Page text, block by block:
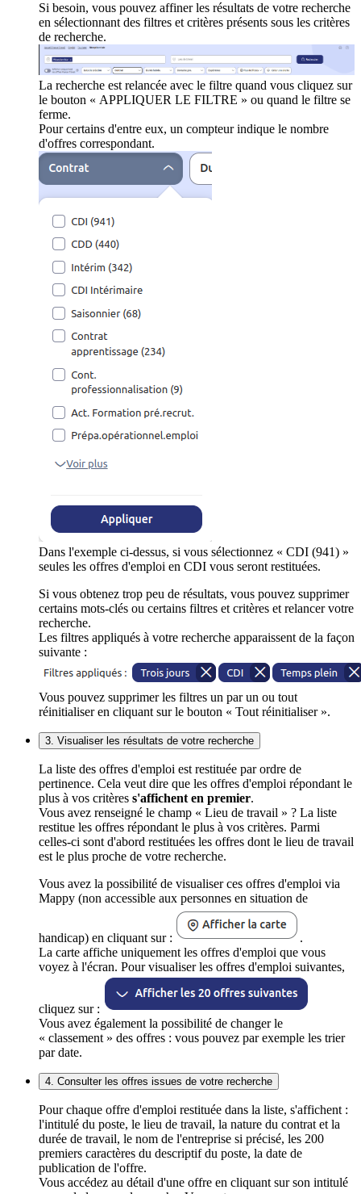
Si besoin, vous pouvez affiner les résultats de votre recherche
en sélectionnant des filtres et critères présents sous les critères
de recherche.
La recherche est relancée avec le filtre quand vous cliquez sur
le bouton « APPLIQUER LE FILTRE » ou quand le filtre se
ferme.
Pour certains d'entre eux, un compteur indique le nombre
d'offres correspondant.
Dans l'exemple ci-dessus, si vous sélectionnez « CDI (941) »
seules les offres d'emploi en CDI vous seront restituées.
Si vous obtenez trop peu de résultats, vous pouvez supprimer
certains mots-clés ou certains filtres et critères et relancer votre
recherche.
Les filtres appliqués à votre recherche apparaissent de la façon
suivante :
Vous pouvez supprimer les filtres un par un ou tout
réinitialiser en cliquant sur le bouton « Tout réinitialiser ».
3. Visualiser les résultats de votre recherche
La liste des offres d'emploi est restituée par ordre de
pertinence. Cela veut dire que les offres d'emploi répondant le
plus à vos critères s'affichent en premier.
Vous avez renseigné le champ « Lieu de travail » ? La liste
restitue les offres répondant le plus à vos critères. Parmi
celles-ci sont d'abord restituées les offres dont le lieu de travail
est le plus proche de votre recherche.
Vous avez la possibilité de visualiser ces offres d'emploi via
Mappy (non accessible aux personnes en situation de
handicap) en cliquant sur :
.
La carte affiche uniquement les offres d'emploi que vous
voyez à l'écran. Pour visualiser les offres d'emploi suivantes,
cliquez sur :
Vous avez également la possibilité de changer le
« classement » des offres : vous pouvez par exemple les trier
par date.
4. Consulter les offres issues de votre recherche
Pour chaque offre d'emploi restituée dans la liste, s'affichent :
l'intitulé du poste, le lieu de travail, la nature du contrat et la
durée de travail, le nom de l'entreprise si précisé, les 200
premiers caractères du descriptif du poste, la date de
publication de l'offre.
Vous accédez au détail d'une offre en cliquant sur son intitulé